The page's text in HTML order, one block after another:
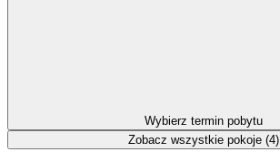
Wybierz termin pobytu
Zobacz wszystkie pokoje (4)